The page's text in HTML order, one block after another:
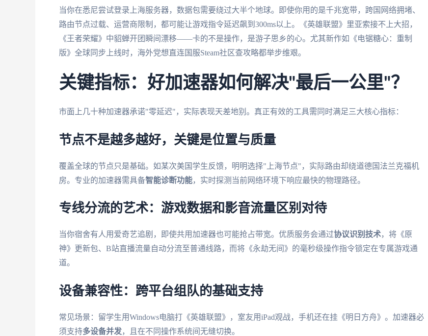
当你在悉尼尝试登录上海服务器，数据包需要绕过大半个地球。即使你用的是千兆宽带，跨国网络拥堵、
路由节点过载、运营商限制，都可能让游戏指令延迟飙到300ms以上。《英雄联盟》里亚索接不上大招，
《王者荣耀》中貂蝉开团瞬间漂移——卡的不是操作，是游子思乡的心。尤其新作如《电锯糖心：重制
版》全球同步上线时，海外党想直连国服Steam社区查攻略都举步维艰。
关键指标：好加速器如何解决"最后一公里"？
市面上几十种加速器承诺"零延迟"，实际表现天差地别。真正有效的工具需同时满足三大核心指标：
节点不是越多越好，关键是位置与质量
覆盖全球的节点只是基础。如某次美国学生反馈，明明选择"上海节点"，实际路由却绕道德国法兰克福机
房。专业的加速器需具备智能诊断功能，实时探测当前网络环境下响应最快的物理路径。
专线分流的艺术：游戏数据和影音流量区别对待
当你宿舍有人用爱奇艺追剧，即使共用加速器也可能抢占带宽。优质服务会通过协议识别技术，将《原
神》更新包、B站直播流量自动分流至普通线路，而将《永劫无间》的毫秒级操作指令锁定在专属游戏通
道。
设备兼容性：跨平台组队的基础支持
常见场景：留学生用Windows电脑打《英雄联盟》，室友用iPad观战，手机还在挂《明日方舟》。加速器必
须支持多设备并发，且在不同操作系统间无缝切换。